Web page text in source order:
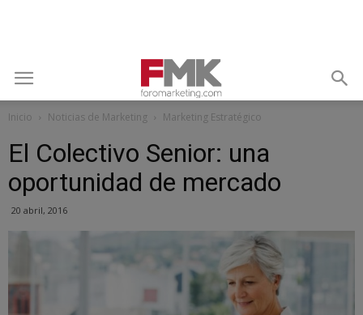
Inicio Noticias de Marketing Marketing Estratégico
El Colectivo Senior: una
oportunidad de mercado
20 abril, 2016